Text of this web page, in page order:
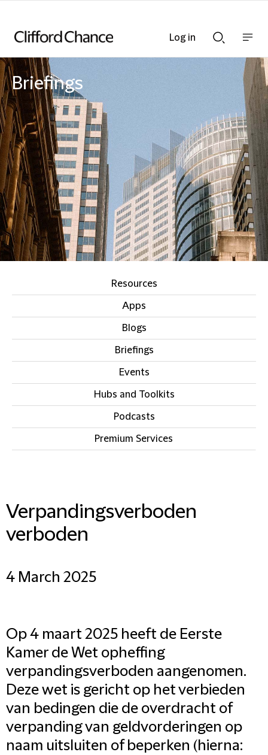
Searchnav
bar
Briefings
Resources
Apps
Blogs
Briefings
Events
Hubs and Toolkits
Podcasts
Premium Services
Verpandingsverboden
verboden
4 March 2025
Op 4 maart 2025 heeft de Eerste
Kamer de Wet opheffing
verpandingsverboden aangenomen.
Deze wet is gericht op het verbieden
van bedingen die de overdracht of
verpanding van geldvorderingen op
naam uitsluiten of beperken (hierna:
Log in